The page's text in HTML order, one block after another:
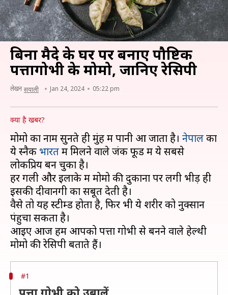
बिना मैदे के घर पर बनाएं पौष्टिक
पत्तागोभी के मोमो, जानिए रेसिपी
लेखन सयाली Jan 24, 2024 05:22 pm
क्या है खबर?
मोमो का नाम सुनते ही मुंह में पानी आ जाता है। नेपालका
ये स्नैक भारतमें मिलने वाले जंक फूड में ये सबसे
लोकप्रिय बन चुका है।
हर गली और इलाके में मोमो की दुकानों पर लगी भीड़ ही
इसकी दीवानगी का सबूत देती है।
वैसे तो यह स्टीम्ड होता है, फिर भी ये शरीर को नुक्सान
पंहुचा सकता है।
आइए आज हम आपको पत्ता गोभी से बनने वाले हेल्थी
#1
पत्ता गोभी को उबालें